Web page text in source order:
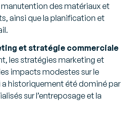
des matériaux et
ainsi que la planification et
et stratégie commerciale
les stratégies marketing et
impacts modestes sur le
a historiquement été dominé par
sur l’entreposage et la